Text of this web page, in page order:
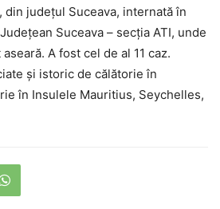
din județul Suceava, internată în
Suceava – secția ATI, unde
A fost cel de al 11 caz.
și istoric de călătorie în
în Insulele Mauritius, Seychelles,